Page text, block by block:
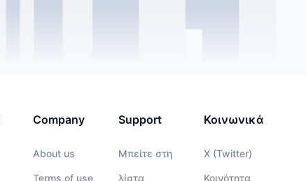
Company
About us
Terms of use
Support
Μπείτε στη
λίστα
Κοινωνικά
X (Twitter)
Κοινότητα